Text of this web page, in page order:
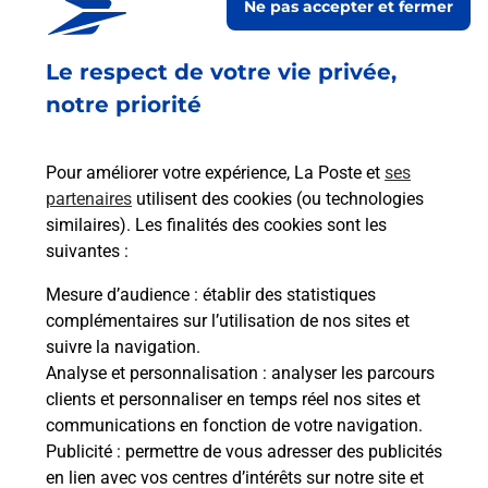
Le respect de votre vie privée,
notre priorité
Pour améliorer votre expérience, La Poste et ses
partenaires utilisent des cookies (ou technologies
similaires). Les finalités des cookies sont les
suivantes :
Mesure d’audience : établir des statistiques
complémentaires sur l’utilisation de nos sites et
suivre la navigation.
Analyse et personnalisation : analyser les parcours
clients et personnaliser en temps réel nos sites et
communications en fonction de votre navigation.
Publicité : permettre de vous adresser des publicités
en lien avec vos centres d’intérêts sur notre site et
Ne pas accepter et fermer
En savoir plus
Vous souhaitez envoyer un colis depuis : CRIEL
En savoir plus
En savoir plus
Souscrire à la téléassistance
Besoin d’un système de téléassistance à l’intérieur
et/ou à l’extérieur de votre domicile ? Découvrez
les offres téléalarme dans votre bureau de Poste à
CRIEL SUR MER.